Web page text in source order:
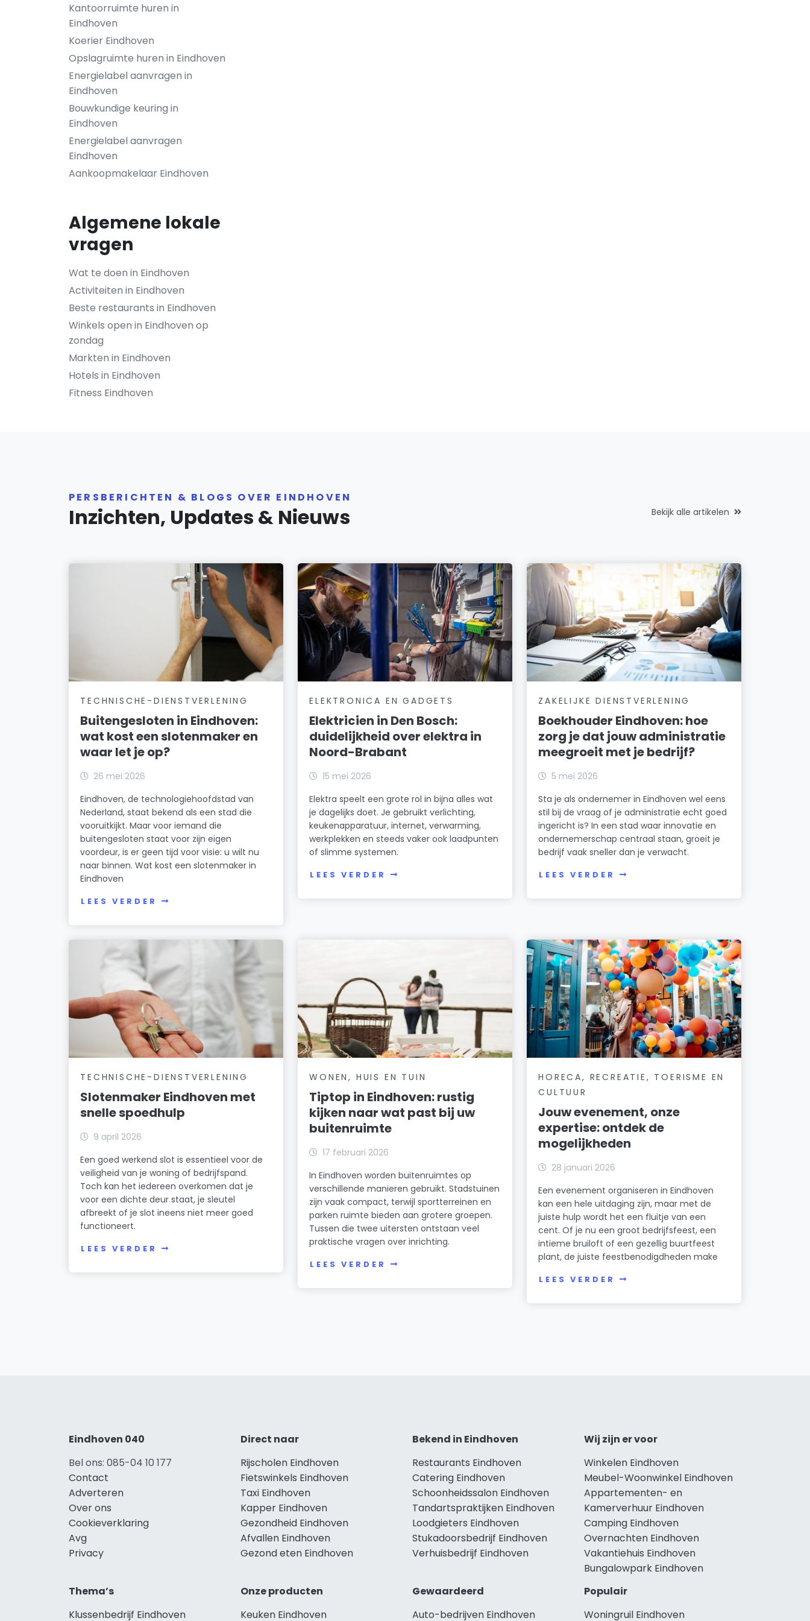
Kantoorruimte huren in
Eindhoven
Koerier Eindhoven
Opslagruimte huren in Eindhoven
Energielabel aanvragen in
Eindhoven
Bouwkundige keuring in
Eindhoven
Energielabel aanvragen
Eindhoven
Aankoopmakelaar Eindhoven
Algemene lokale
vragen
Wat te doen in Eindhoven
Activiteiten in Eindhoven
Beste restaurants in Eindhoven
Winkels open in Eindhoven op
zondag
Markten in Eindhoven
Hotels in Eindhoven
Fitness Eindhoven
PERSBERICHTEN & BLOGS OVER EINDHOVEN
Inzichten, Updates & Nieuws Bekijk alle artikelen
TECHNISCHE-DIENSTVERLENING
Buitengesloten in Eindhoven:
wat kost een slotenmaker en
waar let je op?
26 mei 2026
Eindhoven, de technologiehoofdstad van
Nederland, staat bekend als een stad die
vooruitkijkt. Maar voor iemand die
buitengesloten staat voor zijn eigen
voordeur, is er geen tijd voor visie: u wilt nu
naar binnen. Wat kost een slotenmaker in
Eindhoven
LEES VERDER
ELEKTRONICA EN GADGETS
Elektricien in Den Bosch:
duidelijkheid over elektra in
Noord-Brabant
15 mei 2026
Elektra speelt een grote rol in bijna alles wat
je dagelijks doet. Je gebruikt verlichting,
keukenapparatuur, internet, verwarming,
werkplekken en steeds vaker ook laadpunten
of slimme systemen.
LEES VERDER
ZAKELIJKE DIENSTVERLENING
Boekhouder Eindhoven: hoe
zorg je dat jouw administratie
meegroeit met je bedrijf?
5 mei 2026
Sta je als ondernemer in Eindhoven wel eens
stil bij de vraag of je administratie echt goed
ingericht is? In een stad waar innovatie en
ondernemerschap centraal staan, groeit je
bedrijf vaak sneller dan je verwacht.
LEES VERDER
TECHNISCHE-DIENSTVERLENING
Slotenmaker Eindhoven met
snelle spoedhulp
9 april 2026
Een goed werkend slot is essentieel voor de
veiligheid van je woning of bedrijfspand.
Toch kan het iedereen overkomen dat je
voor een dichte deur staat, je sleutel
afbreekt of je slot ineens niet meer goed
functioneert.
LEES VERDER
WONEN, HUIS EN TUIN
Tiptop in Eindhoven: rustig
kijken naar wat past bij uw
buitenruimte
17 februari 2026
In Eindhoven worden buitenruimtes op
verschillende manieren gebruikt. Stadstuinen
zijn vaak compact, terwijl sportterreinen en
parken ruimte bieden aan grotere groepen.
Tussen die twee uitersten ontstaan veel
praktische vragen over inrichting.
LEES VERDER
HORECA, RECREATIE, TOERISME EN
CULTUUR
Jouw evenement, onze
expertise: ontdek de
mogelijkheden
28 januari 2026
Een evenement organiseren in Eindhoven
kan een hele uitdaging zijn, maar met de
juiste hulp wordt het een fluitje van een
cent. Of je nu een groot bedrijfsfeest, een
intieme bruiloft of een gezellig buurtfeest
plant, de juiste feestbenodigdheden make
LEES VERDER
Eindhoven 040
Bel ons: 085-04 10 177
Contact
Adverteren
Over ons
Cookieverklaring
Avg
Privacy
Direct naar
Rijscholen Eindhoven
Fietswinkels Eindhoven
Taxi Eindhoven
Kapper Eindhoven
Gezondheid Eindhoven
Afvallen Eindhoven
Gezond eten Eindhoven
Bekend in Eindhoven
Restaurants Eindhoven
Catering Eindhoven
Schoonheidssalon Eindhoven
Tandartspraktijken Eindhoven
Loodgieters Eindhoven
Stukadoorsbedrijf Eindhoven
Verhuisbedrijf Eindhoven
Wij zijn er voor
Winkelen Eindhoven
Meubel-Woonwinkel Eindhoven
Appartementen- en
Kamerverhuur Eindhoven
Camping Eindhoven
Overnachten Eindhoven
Vakantiehuis Eindhoven
Bungalowpark Eindhoven
Thema’s
Klussenbedrijf Eindhoven
Onze producten
Keuken Eindhoven
Gewaardeerd
Auto-bedrijven Eindhoven
Populair
Woningruil Eindhoven